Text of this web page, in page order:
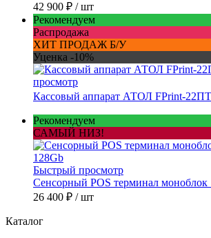
42 900 ₽ / шт
Рекомендуем
Распродажа
ХИТ ПРОДАЖ Б/У
Уценка -10%
просмотр
Кассовый аппарат АТОЛ FPrint-
Рекомендуем
САМЫЙ НИЗ!
Быстрый просмотр
Сенсорный POS терминал моноблок
26 400 ₽ / шт
Каталог